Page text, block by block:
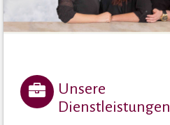
Unsere
Dienstleistungen